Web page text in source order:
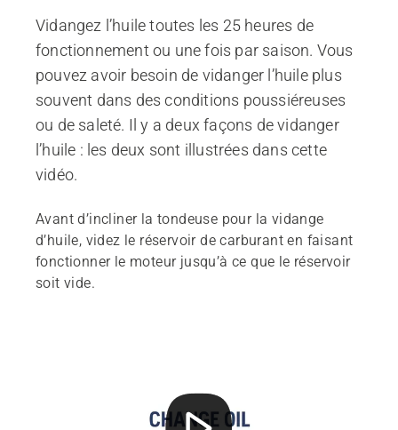
Vidangez l’huile toutes les 25 heures de
fonctionnement ou une fois par saison. Vous
pouvez avoir besoin de vidanger l’huile plus
souvent dans des conditions poussiéreuses
ou de saleté. Il y a deux façons de vidanger
l’huile : les deux sont illustrées dans cette
vidéo.
Avant d’incliner la tondeuse pour la vidange
d’huile, videz le réservoir de carburant en faisant
fonctionner le moteur jusqu’à ce que le réservoir
soit vide.